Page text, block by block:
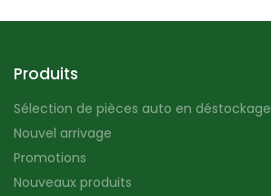
Produits
Sélection de pièces auto en déstockage
Nouvel arrivage
Promotions
Nouveaux produits